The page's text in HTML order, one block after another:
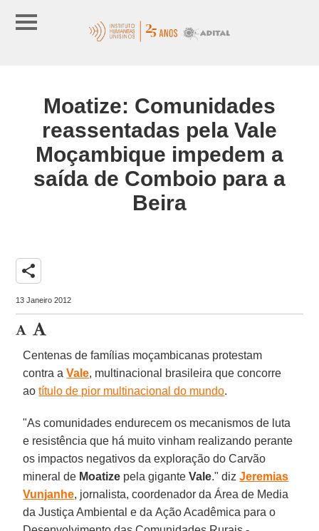
Moatize: Comunidades
reassentadas pela Vale
Moçambique impedem a
saída de Comboio para a
Beira
share
13 Janeiro 2012
Centenas de famílias moçambicanas protestam
contra aVale, multinacional brasileira que concorre
aotítulo de pior multinacional do mundo.
"As comunidades endurecem os mecanismos de luta
e resistência que há muito vinham realizando perante
os impactos negativos da exploração do Carvão
mineral de Moatize pela giganteVale." dizJeremias
Vunjanhe, jornalista, coordenador da Área de Media
da Justiça Ambiental e da Ação Acadêmica para o